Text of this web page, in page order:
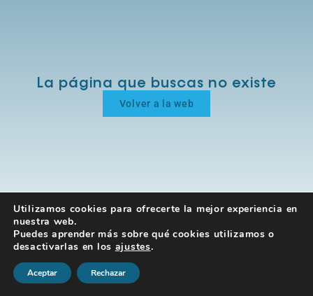
La página que buscas no existe
Volver a la web
Utilizamos cookies para ofrecerte la mejor experiencia en
nuestra web.
Puedes aprender más sobre qué cookies utilizamos o
desactivarlas en los ajustes.
Aceptar Rechazar